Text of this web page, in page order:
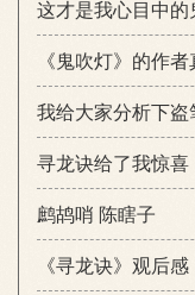
这才是我心目中的
《鬼吹灯》的作
我给大家分析下
寻龙诀给了我惊喜
鹧鸪哨 陈瞎子
《寻龙诀》观后感